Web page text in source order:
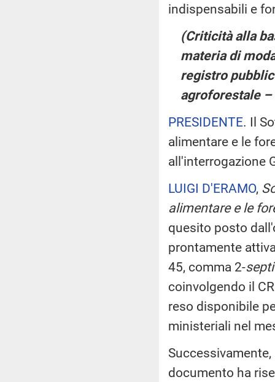
indispensabili e
(Criticità alla
materia di
registro
agroforestale
PRESIDENTE. Il
alimentare e le
all'interrogazione
LUIGI D'ERAMO,
alimentare e le
quesito posto
prontamente
45, comma 2-
coinvolgendo il
reso disponibile
ministeriali nel
documento ha